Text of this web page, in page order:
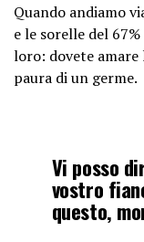
Quando andiamo
e le sorelle del
loro: dovete
paura di un germe.
Vi posso
vostro
questo,